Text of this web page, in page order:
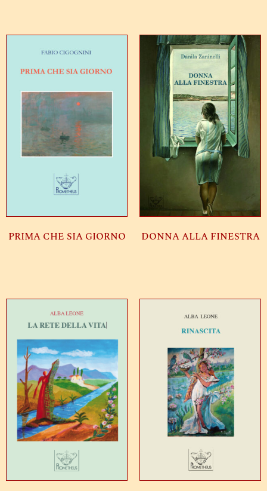
PRIMA CHE SIA GIORNO DONNA ALLA FINESTRA